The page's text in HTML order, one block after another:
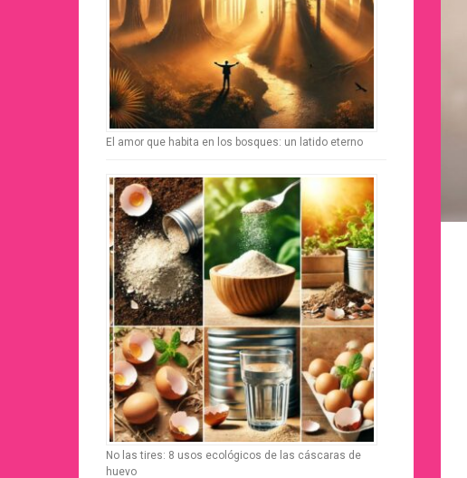
El amor que habita en los bosques: un latido eterno
No las tires: 8 usos ecológicos de las cáscaras de
huevo